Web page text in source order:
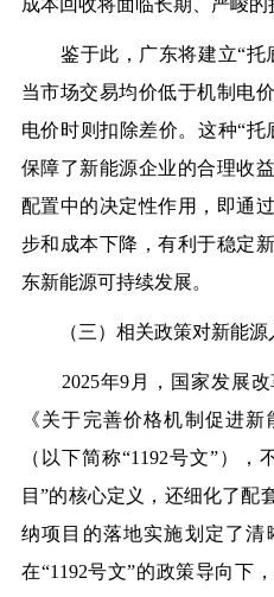
成本回收将面临长期、严峻的
鉴于此，广东将建立“托
当市场交易均价低于机制电
电价时则扣除差价。这种“
保障了新能源企业的合理收
配置中的决定性作用，即通
步和成本下降，有利于稳定
东新能源可持续发展。
（三）相关政策对新能源
2025年9月，国家发展改
《关于完善价格机制促进
（以下简称“1192号文”）
目”的核心定义，还细化了配
纳项目的落地实施划定了清
在“1192号文”的政策导向下